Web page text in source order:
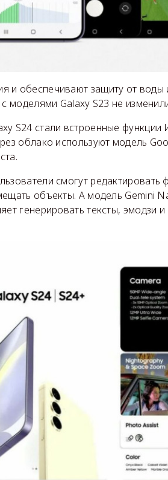
и обеспечивают защиту от воды
моделями Galaxy S23 не
S24 стали встроенные
облако используют модель
смогут редактировать
объекты. А модель Gemini
генерировать тексты, эмодзи